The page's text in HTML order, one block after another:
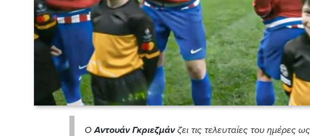
ΟΑντουάν Γκριεζμάνζει τις τελευταίες του ημέρες